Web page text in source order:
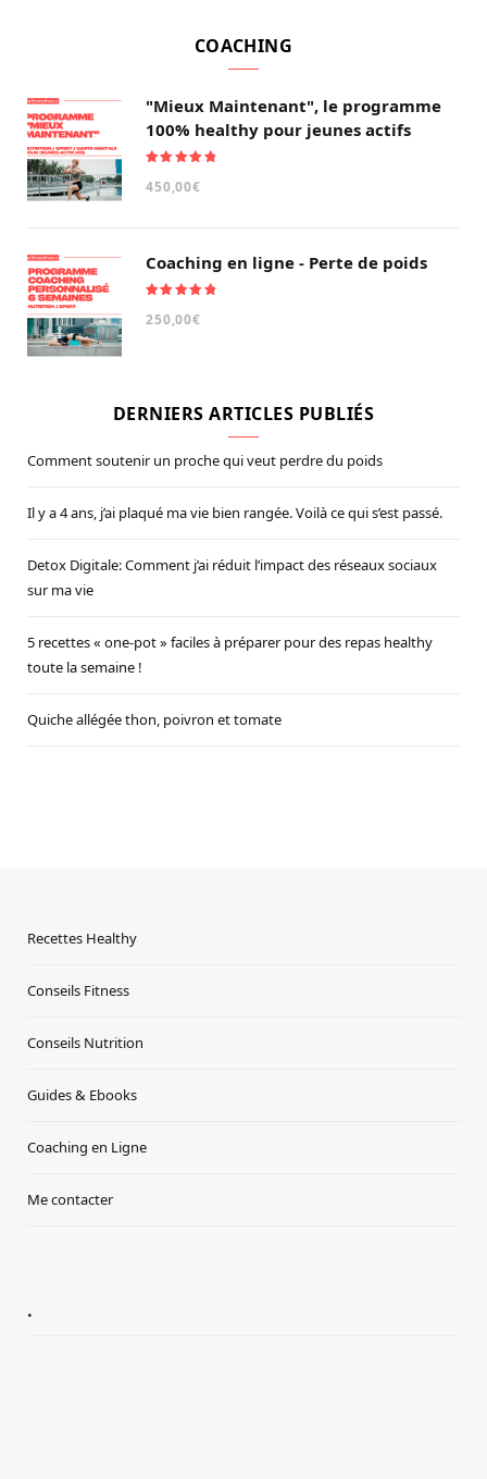
COACHING
"Mieux Maintenant", le programme
100% healthy pour jeunes actifs
sur 5
450,00€
Coaching en ligne - Perte de poids
sur 5
250,00€
DERNIERS ARTICLES PUBLIÉS
Comment soutenir un proche qui veut perdre du poids
Il y a 4 ans, j’ai plaqué ma vie bien rangée. Voilà ce qui s’est passé.
Detox Digitale: Comment j’ai réduit l’impact des réseaux sociaux
sur ma vie
5 recettes « one-pot » faciles à préparer pour des repas healthy
toute la semaine !
Quiche allégée thon, poivron et tomate
Recettes Healthy
Conseils Fitness
Conseils Nutrition
Guides & Ebooks
Coaching en Ligne
Me contacter
.